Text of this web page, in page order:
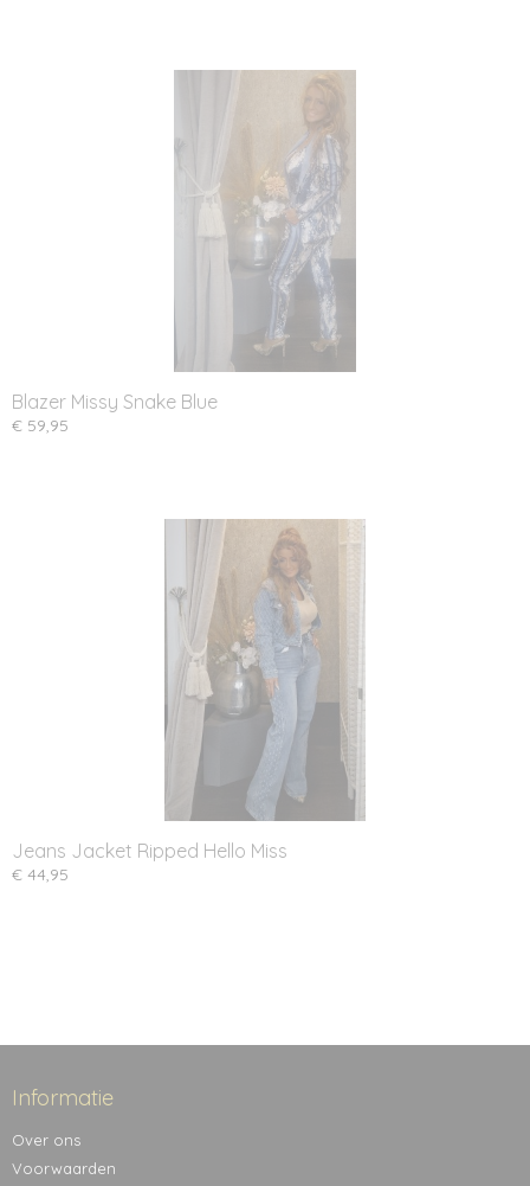
Blazer Missy Snake Blue
€ 59,95
Jeans Jacket Ripped Hello Miss
€ 44,95
Informatie
Over ons
Voorwaarden